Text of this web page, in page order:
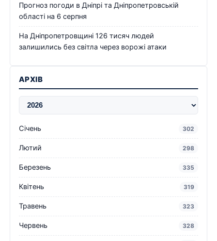
Прогноз погоди в Дніпрі та Дніпропетровській
області на 6 серпня
На Дніпропетровщині 126 тисяч людей
залишились без світла через ворожі атаки
АРХІВ
Січень 302
Лютий 298
Березень 335
Квітень 319
Травень 323
Червень 328